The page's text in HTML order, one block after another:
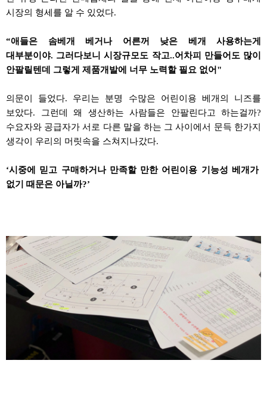
시장의 형세를 알 수 있었다.
“애들은 솜베개 베거나 어른꺼
낮은 베개 사용하는게
대부분이야. 그러다보니 시장규모도 작고..어차피 만들어도 많이
안팔릴텐데
그렇게 제품개발에 너무 노력할 필요 없어 "
의문이 들었다. 우리는 분명 수많은 어린이용 베개의 니즈를
보았다. 그런데 왜 생산하는 사람들은 안팔린다고 하는걸까?
수요자와 공급자가 서로 다른 말을 하는 그 사이에서 문득 한가지
생각이 우리의 머릿속을 스쳐지나갔다.
‘시중에 믿고 구매하거나 만족할 만한 어린이용 기능성 베개가
없기 때문은 아닐까?’